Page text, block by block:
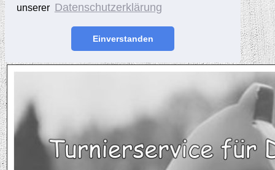
unserer Datenschutzerklärung
Einverstanden